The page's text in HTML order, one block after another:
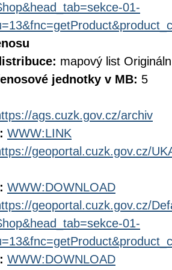
01-
mapový list
jednotky v MB: 5
ags.cuzk.gov.cz/archiv
WWW:LINK
geoportal.cuzk.gov.cz/
WWW:DOWNLOAD
geoportal.cuzk.gov.cz/
01-
WWW:DOWNLOAD